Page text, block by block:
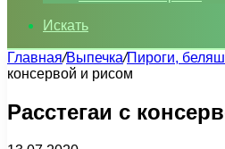
Искать
Главная/Выпечка/Пироги,
консервой и рисом
Расстегаи с